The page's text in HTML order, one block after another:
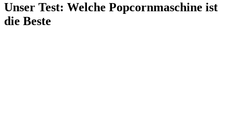
Unser Test: Welche Popcornmaschine ist
die Beste